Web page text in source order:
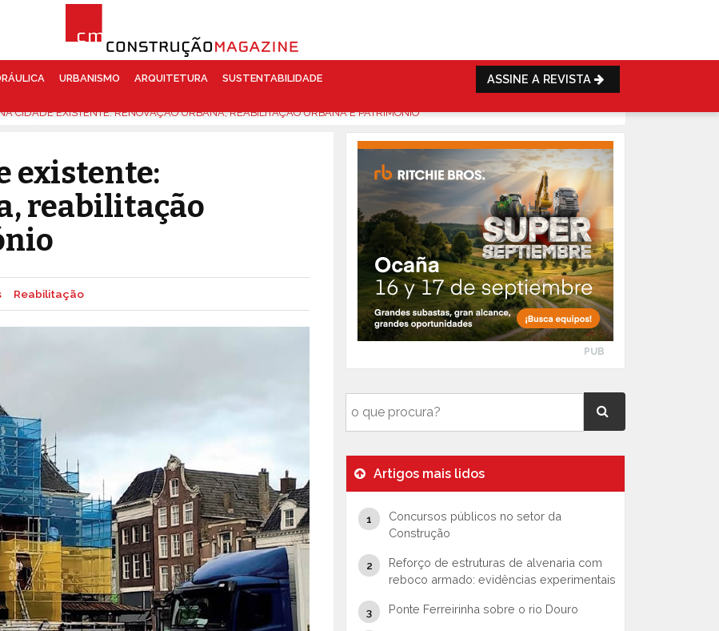
URBANISMO ARQUITETURA
SUSTENTABILIDADE
ASSINE A REVISTA
CIDADE EXISTENTE: RENOVAÇÃO URBANA, REABILITAÇÃO URBANA E PATRIMÓNIO
existente:
reabilitação
Reabilitação
PUB
Artigos mais lidos
Concursos públicos no setor da
Construção
Reforço de estruturas de alvenaria com
reboco armado: evidências experimentais
Ponte Ferreirinha sobre o rio Douro